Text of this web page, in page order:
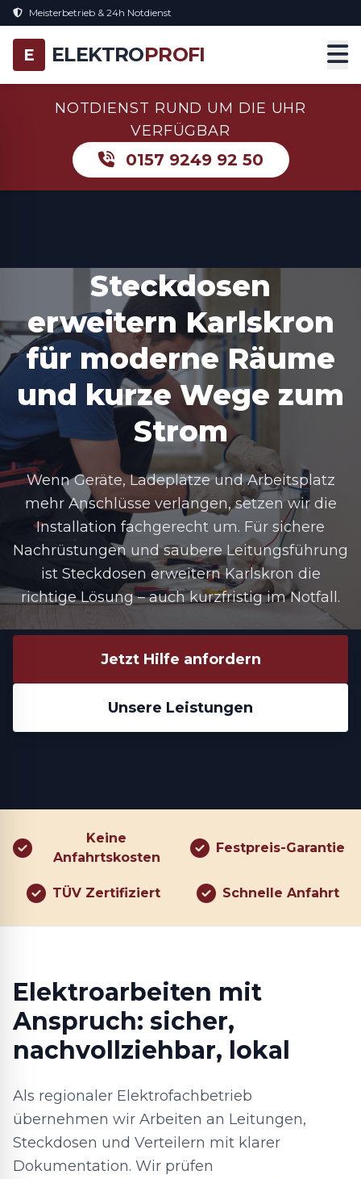
Meisterbetrieb & 24h Notdienst
E ELEKTROPROFI
NOTDIENST RUND UM DIE UHR
VERFÜGBAR
0157 9249 92 50
Steckdosen
erweitern Karlskron
für moderne Räume
und kurze Wege zum
Strom
Wenn Geräte, Ladeplätze und Arbeitsplatz
mehr Anschlüsse verlangen, setzen wir die
Installation fachgerecht um. Für sichere
Nachrüstungen und saubere Leitungsführung
ist Steckdosen erweitern Karlskron die
richtige Lösung – auch kurzfristig im Notfall.
Jetzt Hilfe anfordern
Unsere Leistungen
Keine
Anfahrtskosten
Festpreis-Garantie
TÜV Zertifiziert Schnelle Anfahrt
Elektroarbeiten mit
Anspruch: sicher,
nachvollziehbar, lokal
Als regionaler Elektrofachbetrieb
übernehmen wir Arbeiten an Leitungen,
Steckdosen und Verteilern mit klarer
Dokumentation. Wir prüfen